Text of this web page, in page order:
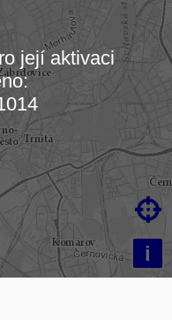
i

její aktivaci